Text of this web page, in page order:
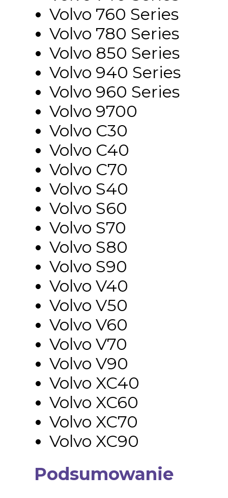
Volvo 760 Series
Volvo 780 Series
Volvo 850 Series
Volvo 940 Series
Volvo 960 Series
Volvo 9700
Volvo C30
Volvo C40
Volvo C70
Volvo S40
Volvo S60
Volvo S70
Volvo S80
Volvo S90
Volvo V40
Volvo V50
Volvo V60
Volvo V70
Volvo V90
Volvo XC40
Volvo XC60
Volvo XC70
Volvo XC90
Podsumowanie